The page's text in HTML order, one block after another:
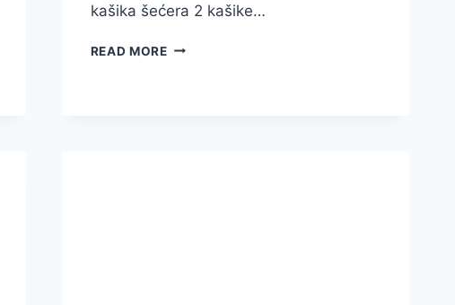
kašika šećera 2 kašike…
READ MORENAJBOLJI